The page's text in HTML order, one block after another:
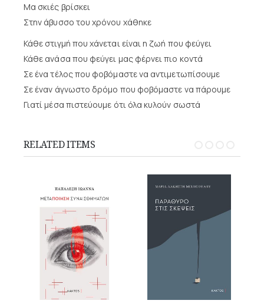
Μα σκιές βρίσκει
Στην άβυσσο του χρόνου χάθηκε
Κάθε στιγμή που χάνεται είναι η ζωή που φεύγει
Κάθε ανάσα που φεύγει μας φέρνει πιο κοντά
Σε ένα τέλος που φοβόμαστε να αντιμετωπίσουμε
Σε έναν άγνωστο δρόμο που φοβόμαστε να πάρουμε
Γιατί μέσα πιστεύουμε ότι όλα κυλούν σωστά
RELATED ITEMS